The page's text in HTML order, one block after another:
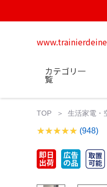
カテゴリ一
覧
TOP 生活家電・
(948)